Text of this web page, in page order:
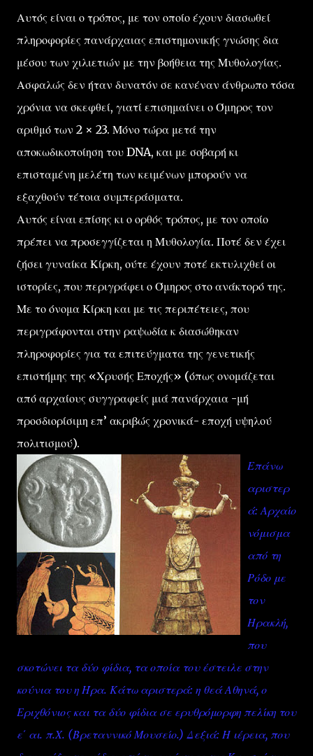
Αυτός είναι ο τρόπος, με τον οποίο έχουν διασωθεί
πληροφορίες πανάρχαιας επιστημονικής γνώσης δια
μέσου των χιλιετιών με την βοήθεια της Μυθολογίας.
Ασφαλώς δεν ήταν δυνατόν σε κανέναν άνθρωπο τόσα
χρόνια να σκεφθεί, γιατί επισημαίνει ο Όμηρος τον
αριθμό των 2 × 23. Μόνο τώρα μετά την
αποκωδικοποίηση του DNA, και με σοβαρή κι
επισταμένη μελέτη των κειμένων μπορούν να
εξαχθούν τέτοια συμπεράσματα.
Αυτός είναι επίσης κι ο ορθός τρόπος, με τον οποίο
πρέπει να προσεγγίζεται η Μυθολογία. Ποτέ δεν έχει
ζήσει γυναίκα Κίρκη, ούτε έχουν ποτέ εκτυλιχθεί οι
ιστορίες, που περιγράφει ο Όμηρος στο ανάκτορό της.
Με το όνομα Κίρκη και με τις περιπέτειες, που
περιγράφονται στην ραψωδία κ διασώθηκαν
πληροφορίες για τα επιτεύγματα της γενετικής
επιστήμης της «Χρυσής Εποχής» (όπως ονομάζεται
από αρχαίους συγγραφείς μιά πανάρχαια -μή
προσδιορίσιμη επ’ ακριβώς χρονικά- εποχή υψηλού
πολιτισμού).
Επάνω
αριστερ
ά: Αρχαίο
νόμισμα
από τη
Ρόδο με
τον
Ηρακλή,
που
σκοτώνει τα δύο φίδια, τα οποία του έστειλε στην
κούνια του η Ήρα. Κάτω αριστερά: η θεά Αθηνά, ο
Εριχθόνιος και τα δύο φίδια σε ερυθρόμορφη πελίκη του
ε΄ αι. π.Χ. (Βρεταννικό Μουσείο.) Δεξιά: Η ιέρεια, που